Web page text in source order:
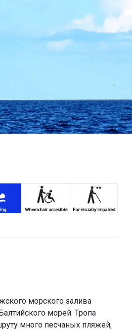
морского залива
морей. Тропа
много песчаных пляжей,